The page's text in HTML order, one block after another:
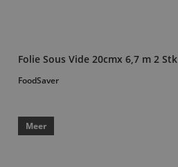
Folie Sous Vide 20cmx 6,7 m 2 Stk
FoodSaver
Meer